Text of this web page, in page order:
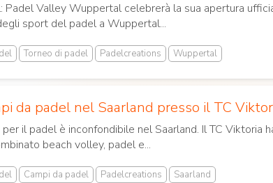
Padel Valley Wuppertal celebrerà la sua apertura
sport del padel a Wuppertal...
Torneo di padel Padelcreations Wuppertal
da padel nel Saarland presso il TC
il padel è inconfondibile nel Saarland. Il TC Viktoria
beach volley, padel e...
Campi da padel Padelcreations Saarland